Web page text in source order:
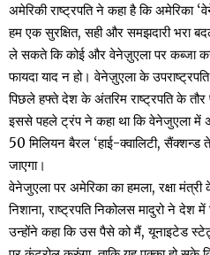
अमेरिकी राष्ट्रपति ने कहा है कि अमेरिका
हम एक सुरक्षित, सही और समझदारी भरा
ले सकते कि कोई और वेनेज़ुएला पर कब्जा
फायदा याद न हो। वेनेज़ुएला के
पिछले हफ्ते देश के अंतरिम राष्ट्रपति के
इससे पहले ट्रंप ने कहा था कि वेनेजुएला में
50 मिलियन बैरल ‘हाई-क्वालिटी,
जाएगा।
वेनेजुएला पर अमेरिका का हमला, रक्षा
निशाना, राष्ट्रपति निकोलस मादुरो ने देश
उन्होंने कहा कि उस पैसे को मैं, यूनाइटेड